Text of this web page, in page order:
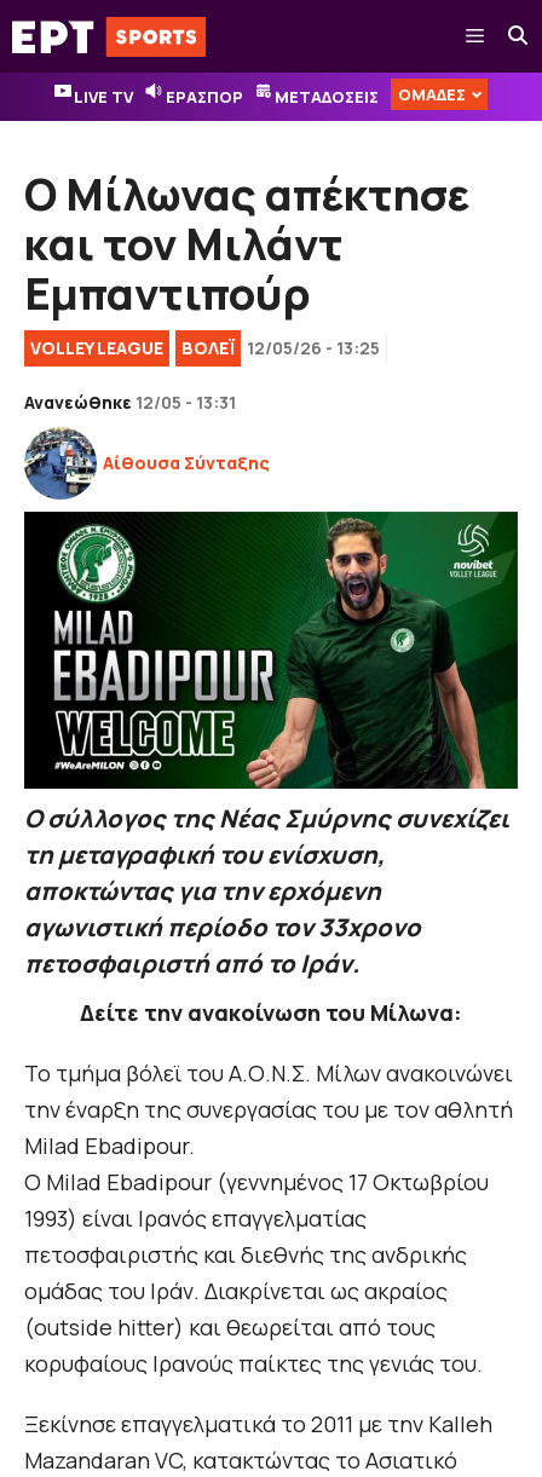
Μετάβαση
σε
περιεχόμενο
Μενού
LIVE TV ΕΡΑΣΠΟΡ ΜΕΤΑΔΟΣΕΙΣ ΟΜΑΔΕΣ
Ο Μίλωνας απέκτησε
και τον Μιλάντ
Εμπαντιπούρ
VOLLEY LEAGUE ΒOΛΕΪ 12/05/26 - 13:25
Ανανεώθηκε 12/05 - 13:31
Αίθουσα Σύνταξης
O σύλλογος της Νέας Σμύρνης συνεχίζει
τη μεταγραφική του ενίσχυση,
αποκτώντας για την ερχόμενη
αγωνιστική περίοδο τον 33χρονο
πετοσφαιριστή από το Ιράν.
Δείτε την ανακοίνωση του Μίλωνα:
Το τμήμα βόλεϊ του Α.Ο.Ν.Σ. Μίλων ανακοινώνει
την έναρξη της συνεργασίας του με τον αθλητή
Milad Ebadipour.
Ο Milad Ebadipour (γεννημένος 17 Οκτωβρίου
1993) είναι Ιρανός επαγγελματίας
πετοσφαιριστής και διεθνής της ανδρικής
ομάδας του Ιράν. Διακρίνεται ως ακραίος
(outside hitter) και θεωρείται από τους
κορυφαίους Ιρανούς παίκτες της γενιάς του.
Ξεκίνησε επαγγελματικά το 2011 με την Kalleh
Mazandaran VC, κατακτώντας το Aσιατικό